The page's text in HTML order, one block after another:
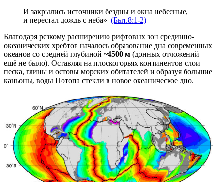
И закрылись источники бездны и окна небесные,
и перестал дождь с неба». (Быт.8:1-2)
Благодаря резкому расширению рифтовых зон срединно-
океанических хребтов началось образование дна современных
океанов со средней глубиной ~4500 м (донных отложений
ещё не было). Оставляя на плоскогорьях континентов слои
песка, глины и остовы морских обитателей и образуя большие
каньоны, воды Потопа стекли в новое океаническое дно.